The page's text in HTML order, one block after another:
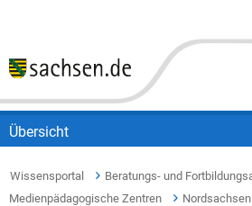
Übersicht
Wissensportal
Beratungs- und
Medienpädagogische Zentren
Nordsachsen